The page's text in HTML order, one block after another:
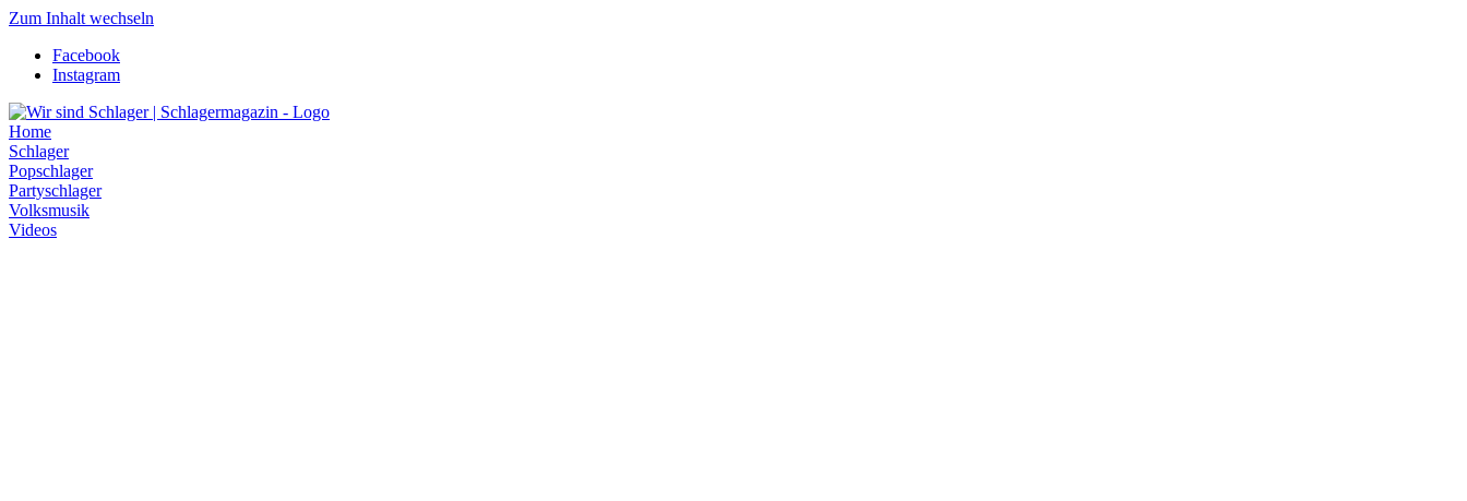
Zum Inhalt wechseln
Facebook
Instagram
Home
Schlager
Popschlager
Partyschlager
Volksmusik
Videos